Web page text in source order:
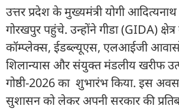
उत्तर प्रदेश के मुख्यमंत्री योगी
गोरखपुर पहुंचे. उन्होंने गीडा (GIDA)
कॉम्प्लेक्स, ईडब्ल्यूएस, एलआईजी
शिलान्यास और संयुक्त मंडलीय खरीफ
गोष्ठी-2026 का शुभारंभ किया. इस
सुशासन को लेकर अपनी सरकार की